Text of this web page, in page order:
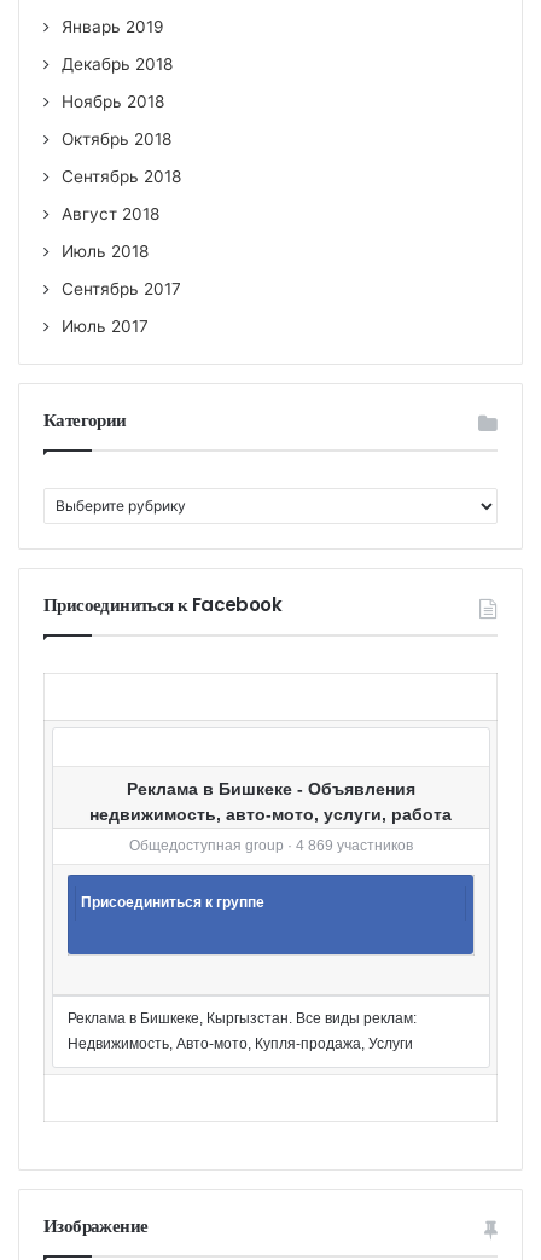
Январь 2019
Декабрь 2018
Ноябрь 2018
Октябрь 2018
Сентябрь 2018
Август 2018
Июль 2018
Сентябрь 2017
Июль 2017
Категории
а
т
г
и
Присоединиться к Facebook
Реклама в Бишкеке - Объявления
недвижимость, авто-мото, услуги, работа
Общедоступная group · 4 869 участников
Присоединиться к группе
Реклама в Бишкеке, Кыргызстан. Все виды реклам:
Недвижимость, Авто-мото, Купля-продажа, Услуги
Изображение